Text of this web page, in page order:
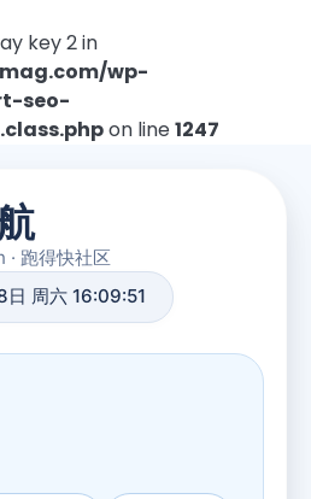
key 2 in
wp-
seo-
on line1247